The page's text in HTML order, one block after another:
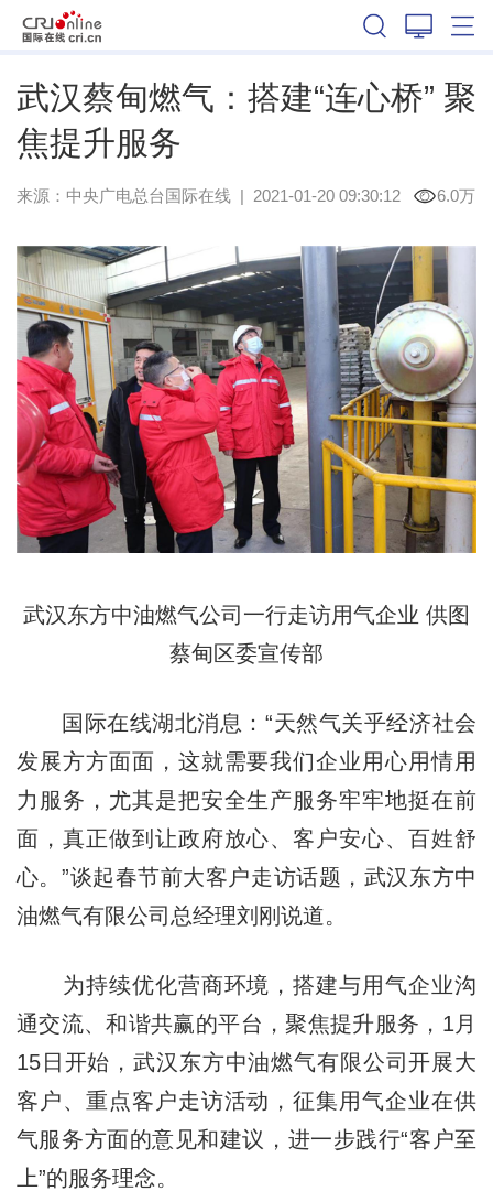
武汉蔡甸燃气：搭建“连心桥” 聚
焦提升服务
来源： 中央广电总台国际在线| 2021-01-20 09:30:12 6.0万
武汉东方中油燃气公司一行走访用气企业 供图
蔡甸区委宣传部
国际在线湖北消息：“天然气关乎经济社会
发展方方面面，这就需要我们企业用心用情用
力服务，尤其是把安全生产服务牢牢地挺在前
面，真正做到让政府放心、客户安心、百姓舒
心。”谈起春节前大客户走访话题，武汉东方中
油燃气有限公司总经理刘刚说道。
为持续优化营商环境，搭建与用气企业沟
通交流、和谐共赢的平台，聚焦提升服务，1月
15日开始，武汉东方中油燃气有限公司开展大
客户、重点客户走访活动，征集用气企业在供
气服务方面的意见和建议，进一步践行“客户至
上”的服务理念。